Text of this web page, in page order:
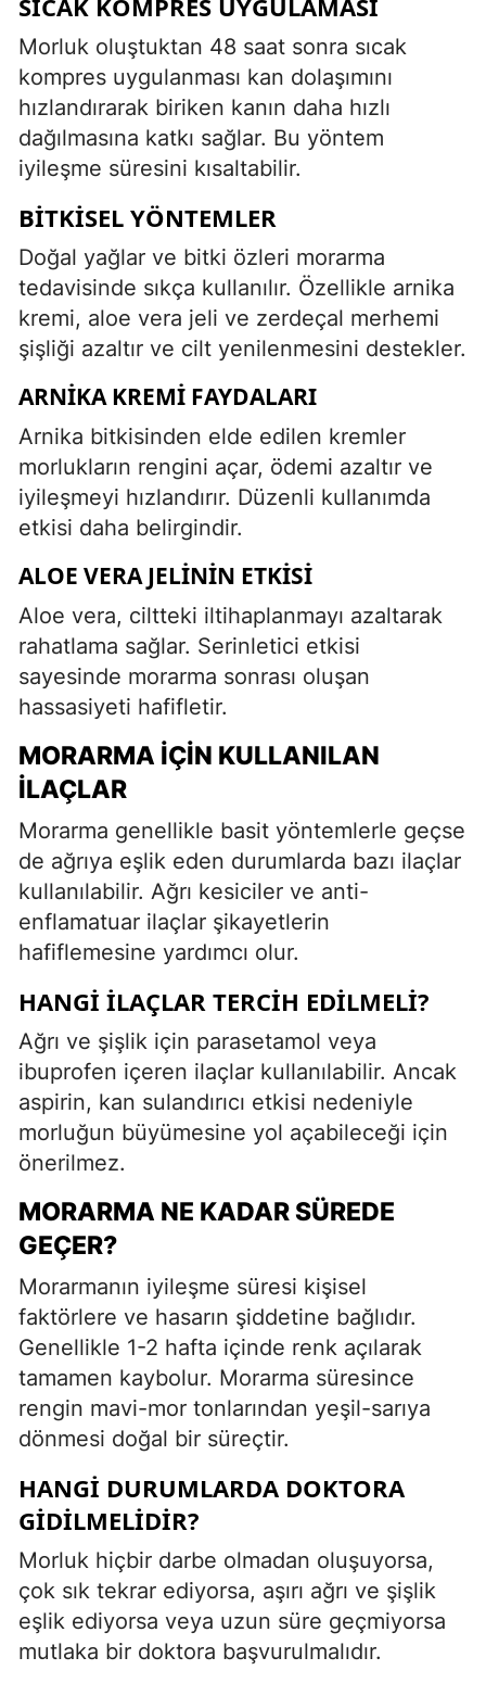
Morluk oluştuktan 48 saat sonra sıcak
kompres uygulanması kan dolaşımını
hızlandırarak biriken kanın daha hızlı
dağılmasına katkı sağlar. Bu yöntem
iyileşme süresini kısaltabilir.
BITKISEL YÖNTEMLER
Doğal yağlar ve bitki özleri morarma
tedavisinde sıkça kullanılır. Özellikle arnika
kremi, aloe vera jeli ve zerdeçal merhemi
şişliği azaltır ve cilt yenilenmesini destekler.
ARNIKA KREMI FAYDALARI
Arnika bitkisinden elde edilen kremler
morlukların rengini açar, ödemi azaltır ve
iyileşmeyi hızlandırır. Düzenli kullanımda
etkisi daha belirgindir.
ALOE VERA JELININ ETKISI
Aloe vera, ciltteki iltihaplanmayı azaltarak
rahatlama sağlar. Serinletici etkisi
sayesinde morarma sonrası oluşan
hassasiyeti hafifletir.
MORARMA İÇIN KULLANILAN
İLAÇLAR
Morarma genellikle basit yöntemlerle geçse
de ağrıya eşlik eden durumlarda bazı ilaçlar
kullanılabilir. Ağrı kesiciler ve anti-
enflamatuar ilaçlar şikayetlerin
hafiflemesine yardımcı olur.
HANGI İLAÇLAR TERCIH EDILMELI?
Ağrı ve şişlik için parasetamol veya
ibuprofen içeren ilaçlar kullanılabilir. Ancak
aspirin, kan sulandırıcı etkisi nedeniyle
morluğun büyümesine yol açabileceği için
önerilmez.
MORARMA NE KADAR SÜREDE
GEÇER?
Morarmanın iyileşme süresi kişisel
faktörlere ve hasarın şiddetine bağlıdır.
Genellikle 1-2 hafta içinde renk açılarak
tamamen kaybolur. Morarma süresince
rengin mavi-mor tonlarından yeşil-sarıya
dönmesi doğal bir süreçtir.
HANGI DURUMLARDA DOKTORA
GIDILMELIDIR?
Morluk hiçbir darbe olmadan oluşuyorsa,
çok sık tekrar ediyorsa, aşırı ağrı ve şişlik
eşlik ediyorsa veya uzun süre geçmiyorsa
mutlaka bir doktora başvurulmalıdır.